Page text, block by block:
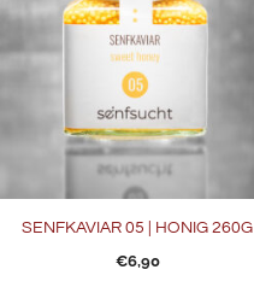
SENFKAVIAR 05 | HONIG 260G
€6,90